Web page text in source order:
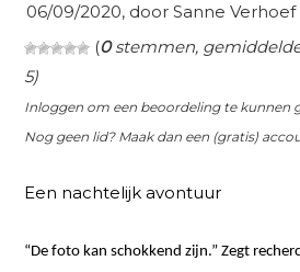
06/09/2020, door Sanne Verhoef
(0stemmen,
5)
Inloggen om een beoordeling te kunnen
Nog geen lid? Maak dan een (gratis)
Een nachtelijk avontuur
“De foto kan schokkend zijn.” Zegt